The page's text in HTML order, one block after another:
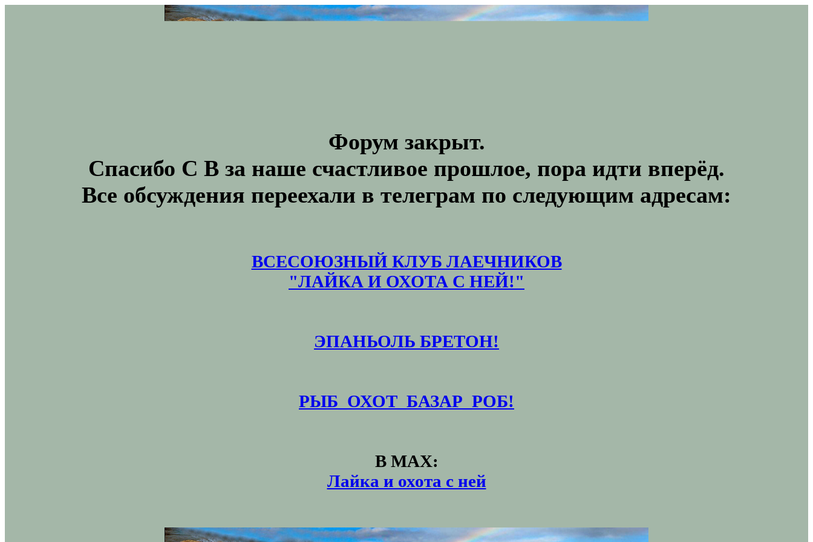
Форум закрыт.
Спасибо С В за наше счастливое прошлое, пора идти вперёд.
Все обсуждения переехали в телеграм по следующим адресам:
ВСЕСОЮЗНЫЙ КЛУБ ЛАЕЧНИКОВ
"ЛАЙКА И ОХОТА С НЕЙ!"
ЭПАНЬОЛЬ БРЕТОН!
РЫБ_ОХОТ_БАЗАР_РОБ!
В MAX:
Лайка и охота с ней